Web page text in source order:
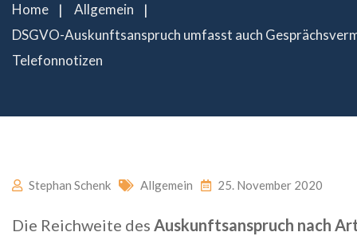
Home
Allgemein
DSGVO-Auskunftsanspruch umfasst auch
Telefonnotizen
Stephan Schenk Allgemein 25. November 2020
Die Reichweite des Auskunftsanspruch nach